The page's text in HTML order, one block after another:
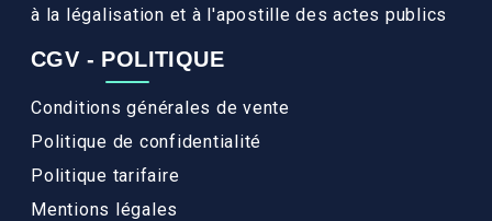
à la légalisation et à l'apostille des actes publics
CGV - POLITIQUE
Conditions générales de vente
Politique de confidentialité
Politique tarifaire
Mentions légales